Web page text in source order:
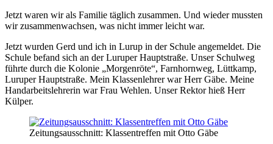
Jetzt waren wir als Familie täglich zusammen. Und wieder mussten
wir zusammenwachsen, was nicht immer leicht war.
Jetzt wurden Gerd und ich in Lurup in der Schule angemeldet. Die
Schule befand sich an der Luruper Hauptstraße. Unser Schulweg
führte durch die Kolonie
Morgenröte , Farnhornweg, Lüttkamp,
Luruper Hauptstraße. Mein Klassenlehrer war Herr Gäbe. Meine
Handarbeitslehrerin war Frau Wehlen. Unser Rektor hieß Herr
Külper.
Zeitungsausschnitt: Klassentreffen mit Otto Gäbe